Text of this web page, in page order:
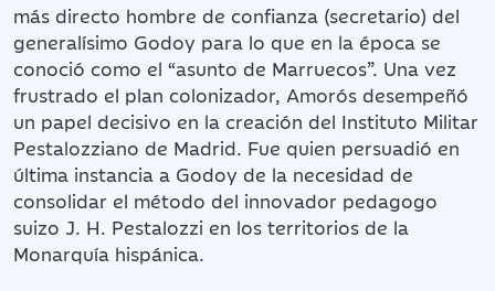
más directo hombre de confianza (secretario) del
generalísimo Godoy para lo que en la época se
conoció como el “asunto de Marruecos”. Una vez
frustrado el plan colonizador, Amorós desempeñó
un papel decisivo en la creación del Instituto Militar
Pestalozziano de Madrid. Fue quien persuadió en
última instancia a Godoy de la necesidad de
consolidar el método del innovador pedagogo
suizo J. H. Pestalozzi en los territorios de la
Monarquía hispánica.